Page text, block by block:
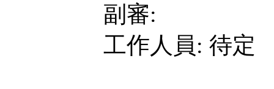
副審:
工作人員: 待定